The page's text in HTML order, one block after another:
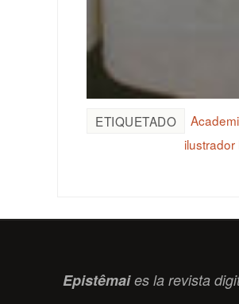
ETIQUETADO
ilustrador
Epistêmaies la revista